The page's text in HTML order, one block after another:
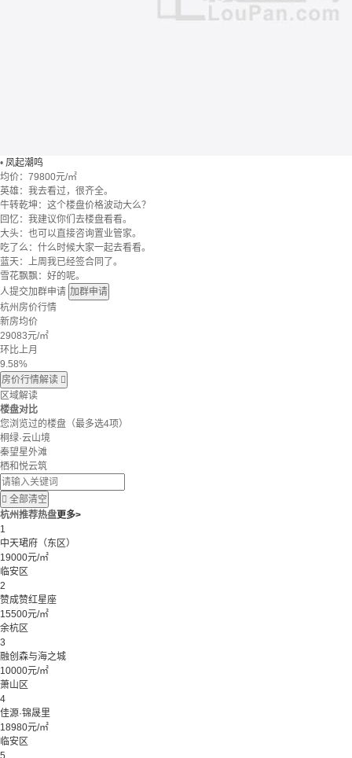
• 凤起潮鸣
均价： 79800元/㎡
英雄：我去看过，很齐全。
牛转乾坤：这个楼盘价格波动大么？
回忆：我建议你们去楼盘看看。
大头：也可以直接咨询置业管家。
吃了么：什么时候大家一起去看看。
蓝天：上周我已经签合同了。
雪花飘飘：好的呢。
人提交加群申请 加群申请
杭州房价行情
新房均价
29083元/㎡
环比上月
9.58%
房价行情解读 
区域解读
楼盘对比
您浏览过的楼盘 （最多选4项）
桐绿·云山境
秦望星外滩
栖和悦云筑
 全部清空
杭州推荐热盘更多>
1
中天珺府（东区）
19000元/㎡
临安区
2
赞成赞红星座
15500元/㎡
余杭区
3
融创森与海之城
10000元/㎡
萧山区
4
佳源·锦晟里
18980元/㎡
临安区
5